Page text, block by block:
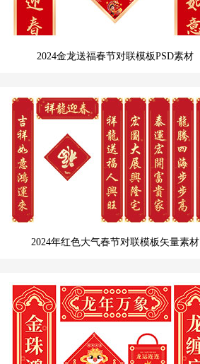
2024金龙送福春节对联模板PSD素材
2024年红色大气春节对联模板矢量素材